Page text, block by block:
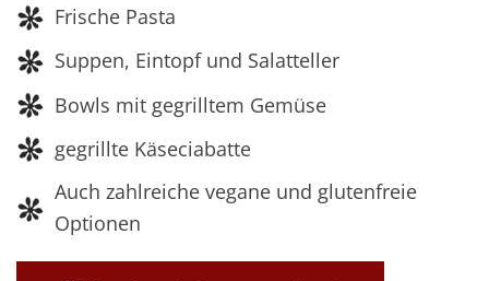
Frische Pasta
Suppen, Eintopf und Salatteller
Bowls mit gegrilltem Gemüse
gegrillte Käseciabatte
Auch zahlreiche vegane und glutenfreie
Optionen